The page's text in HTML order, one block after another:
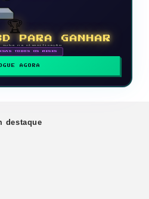
🏆
PARA GANHAR
suba na classificação
TODOS OS MESES
AGORA
destaque